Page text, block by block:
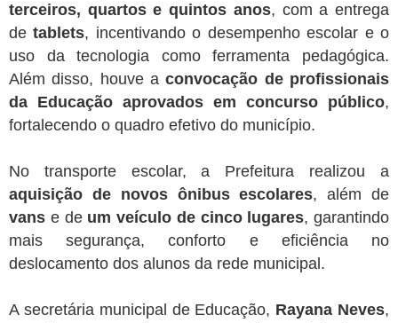
terceiros, quartos e quintos anos, com a entrega
detablets, incentivando o desempenho escolar e o
uso da tecnologia como ferramenta pedagógica.
Além disso, houve aconvocação de profissionais
da Educação aprovados em concurso público,
fortalecendo o quadro efetivo do município.
No transporte escolar, a Prefeitura realizou a
aquisição de novos ônibus escolares, além de
vans e de um veículo de cinco lugares, garantindo
mais segurança, conforto e eficiência no
deslocamento dos alunos da rede municipal.
A secretária municipal de Educação, Rayana Neves,